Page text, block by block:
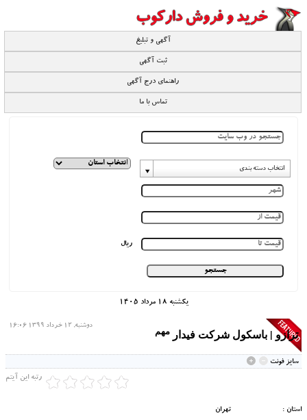
آگهی و تبلیغ
ثبت آگهی
راهنمای درج آگهی
تماس با ما
انتخاب دسته بندی
ریال
يكشنبه 18 مرداد 1405
دوشنبه, 12 خرداد 1399 16:06
ترازو | باسکول شرکت فیدار مهم
سايز فونت
رتبه این آیتم
استان :
تهران